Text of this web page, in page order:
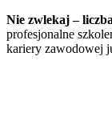
Nie zwlekaj –
profesjonalne
kariery zawodowej